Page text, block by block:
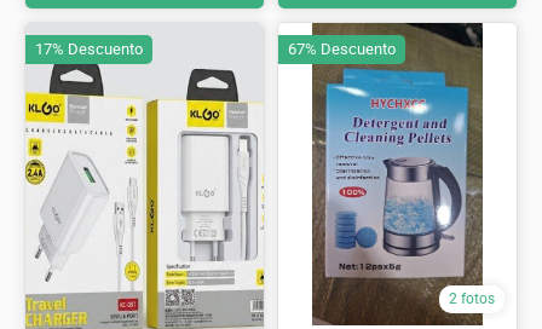
17% Descuento
2 fotos
67% Descuento